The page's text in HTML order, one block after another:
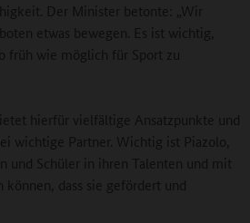
Der Minister betonte: „Wir
etwas bewegen. Es ist wichtig,
früh wie möglich für Sport zu
hierfür vielfältige Ansatzpunkte und
wichtige Partner. Wichtig ist Piazolo,
und Schüler in ihren Talenten und mit
können, dass sie gefördert und